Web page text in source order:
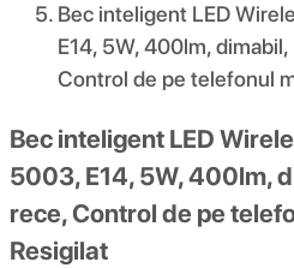
Bec inteligent LED
E14, 5W, 400lm,
Control de pe telefonul
Bec inteligent LED
5003, E14, 5W, 400lm,
rece, Control de pe
Resigilat